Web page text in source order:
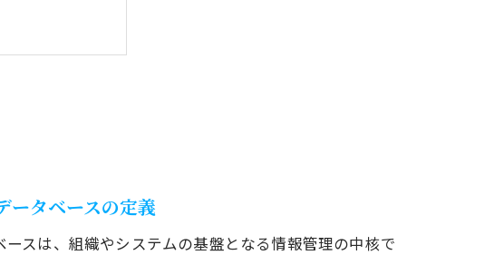
ースの意味
の基本
習法
ータベースの定義
スは、組織やシステムの基盤となる情報管理の中核で